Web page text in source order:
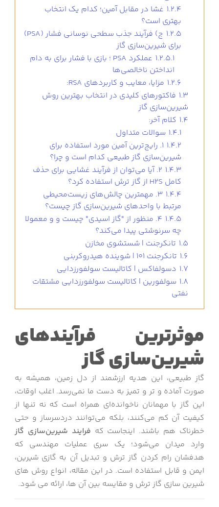
1.2.4 غشا در مقابل آمین؛ کدام یک انتخاب
بهتری است؟
1.2.5
ج) فرآیند جذب سطحی نوسانی فشار (PSA)
برای شیرین‌سازی گاز
1.2.5.1
عملکرد PSA ؛ بازی با فشار برای به دام
انداختن ناخالصی‌ها
1.2.6 مزایا، معایب و کاربردهای RSA:
1.3 فاکتورهای کلیدی در انتخاب بهترین روش
شیرین‌سازی گاز
1.4 کلام آخر:
1.4.1 سوالات متداول
1.4.2 1. رایج‌ترین آمین مورد استفاده برای
شیرین‌سازی گاز طبیعی کدام است و چرا؟
1.4.3
2. آیا می‌توان از فرآیند غشایی برای حذف
کامل H2S از گاز ترش استفاده کرد؟
1.4.4
3. مهمترین چالش‌های زیست‌محیطی
مرتبط با واحدهای شیرین‌سازی گاز چیست؟
1.4.5
4. منظور از "گاز اسیدی" چیست و و معمولا
چه سرنوشتی پیدا می‌کند؟
1.5 تانکرجنت | شستشوی مخازن
1.6 تانکرجنت 101 | شوینده هیدروکربنی
1.7 دسولفاکس | کاتالیست سولفورزدایی
1.8 سولفورین | کاتالیست سولفورزدایی مشتقات
نفتی
موثرترین فرآیندهای
شیرین‌سازی گاز
گاز طبیعی، این هدیه ارزشمند از دل زمین، همیشه به
صورت آماده و تر و تمیز به دست ما نمی‌رسد. اغلب اوقات،
این گاز با مهمانان ناخوانده‌ای همراه است که نه تنها از
کیفیت آن کم می‌کنند، بلکه می‌توانند دردسرساز و حتی
خطرناک هم باشند. اینجاست که فرایند شیرین‌سازی گاز
وارد میدان می‌شود؛ یک سری عملیات مهندسی که
هدفشان رام کردن گاز ترش و تبدیل آن به گازی شیرین،
ایمن و قابل استفاده است. در این مقاله، انواع روش های
شیرین سازی گاز ترش و مقایسه بین آن ها، ارائه می شود.